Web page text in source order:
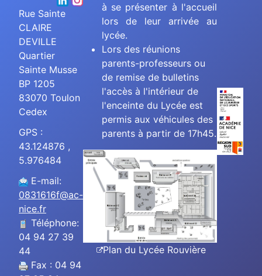
Rue Sainte
CLAIRE
DEVILLE
Quartier
Sainte Musse
BP 1205
83070 Toulon
Cedex
GPS :
43.124876 ,
5.976484
E-mail:
0831616f@ac-
nice.fr
Téléphone:
04 94 27 39
44
Fax : 04 94
à se présenter à l'accueil
lors de leur arrivée au
lycée.
Lors des réunions
parents-professeurs ou
de remise de bulletins
l'accès à l'intérieur de
l'enceinte du Lycée est
permis aux véhicules des
parents à partir de 17h45.
Plan du Lycée Rouvière